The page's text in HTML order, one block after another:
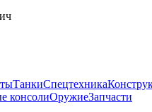
ТанкиСпецтехника
консолиОружиеЗапчасти